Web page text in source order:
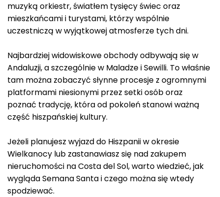
muzyką orkiestr, światłem tysięcy świec oraz
mieszkańcami i turystami, którzy wspólnie
uczestniczą w wyjątkowej atmosferze tych dni.
Najbardziej widowiskowe obchody odbywają się w
Andaluzji, a szczególnie w Maladze i Sewilli. To właśnie
tam można zobaczyć słynne procesje z ogromnymi
platformami niesionymi przez setki osób oraz
poznać tradycję, która od pokoleń stanowi ważną
część hiszpańskiej kultury.
Jeżeli planujesz wyjazd do Hiszpanii w okresie
Wielkanocy lub zastanawiasz się nad zakupem
nieruchomości na Costa del Sol, warto wiedzieć, jak
wygląda Semana Santa i czego można się wtedy
spodziewać.